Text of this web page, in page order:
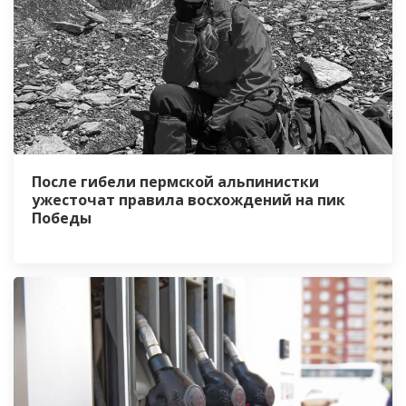
После гибели пермской альпинистки
ужесточат правила восхождений на пик
Победы